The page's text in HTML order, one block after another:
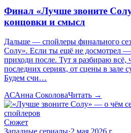
Финал «Лучше звоните
концовки и смысл
Дальше — спойлеры финального
Солу». Если ты ещё не досмотрел —
приходи после. Тут я разбираю всё,
последних сериях, от сцены в зале
Будем счи…
АСАнна СоколоваЧитать →
Сюжет
Западные сериалы·2 мая 2026 г.